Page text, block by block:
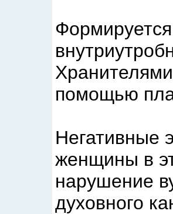
помощью
Негативные
женщины в
нарушение
духовного